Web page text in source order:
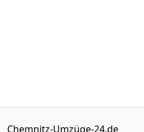
Chemnitz-Umzüge-24.de